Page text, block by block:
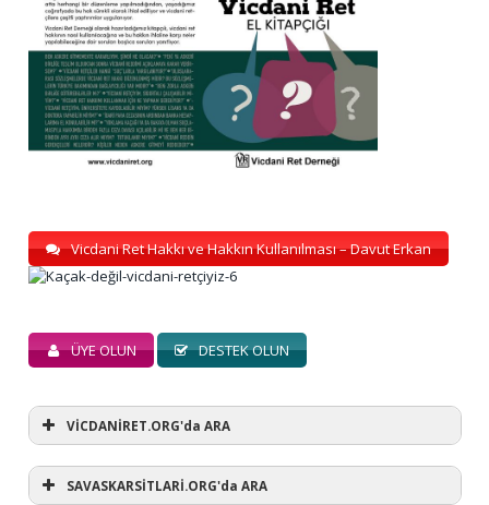
Vicdani Ret Hakkı ve Hakkın Kullanılması – Davut Erkan
ÜYE OLUN DESTEK OLUN
VİCDANİRET.ORG'da ARA
SAVASKARSİTLARİ.ORG'da ARA